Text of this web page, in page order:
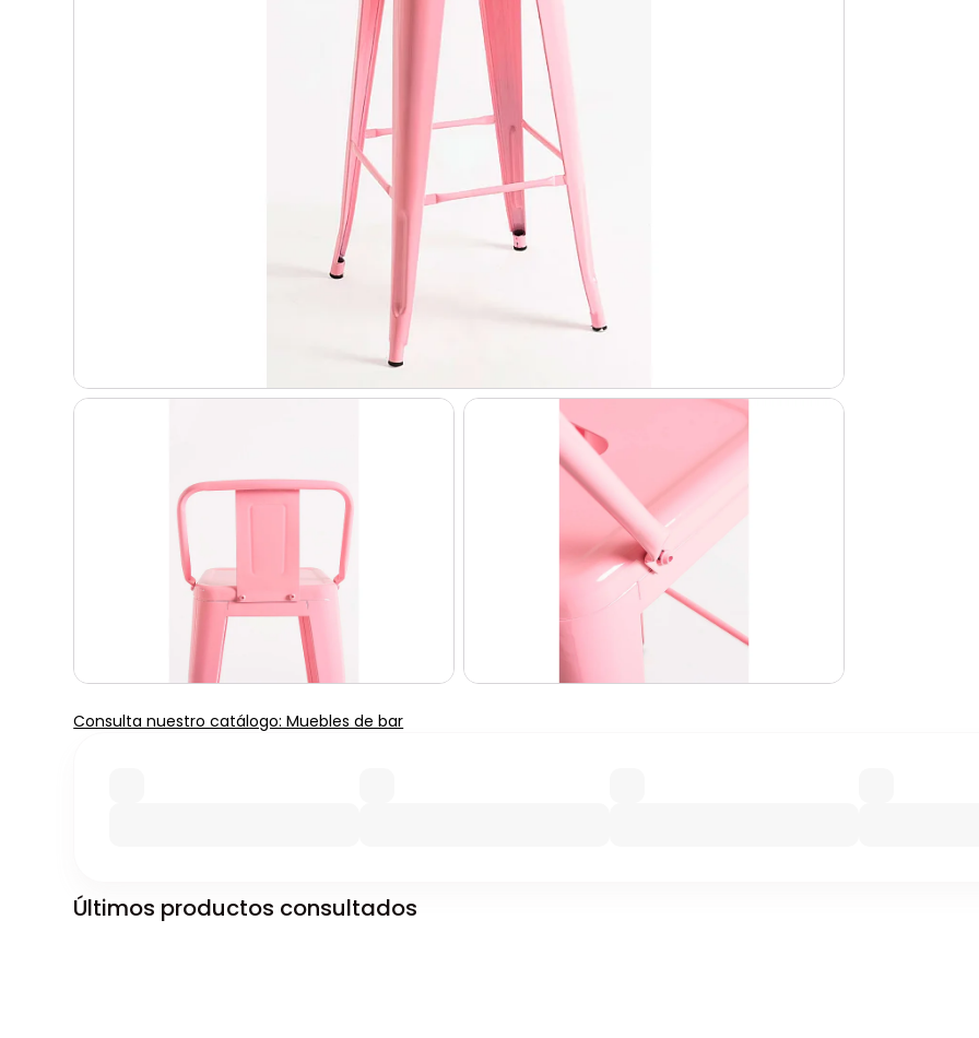
Consulta nuestro catálogo: Muebles de bar
Últimos productos consultados